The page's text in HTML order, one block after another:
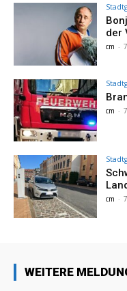
der
cm -
cm -
cm -
WEITERE